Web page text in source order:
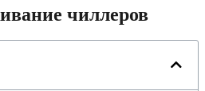
чиллеров